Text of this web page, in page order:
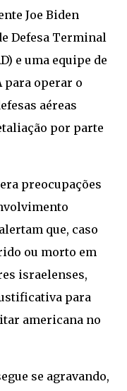
Joe Biden
Defesa Terminal
e uma equipe de
para operar o
aéreas
por parte
preocupações
que, caso
ou morto em
israelenses,
para
americana no
se agravando,